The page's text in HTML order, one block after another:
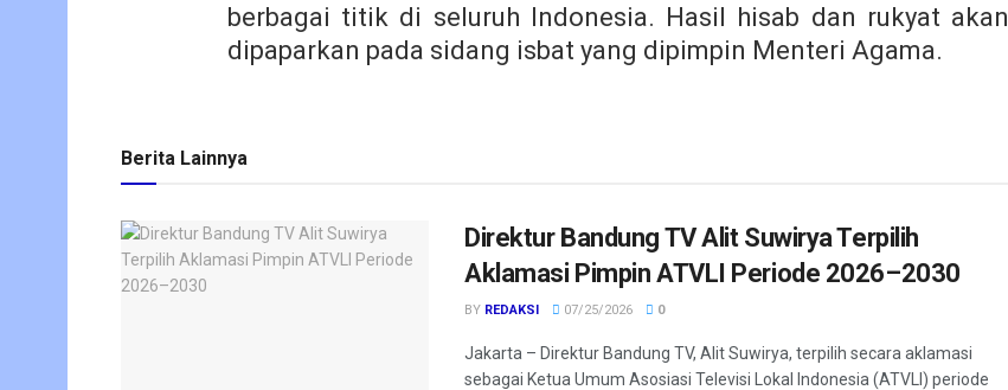
berbagai titik di seluruh Indonesia. Hasil hisab dan rukyat akan
dipaparkan pada sidang isbat yang dipimpin Menteri Agama.
Berita Lainnya
Direktur Bandung TV Alit Suwirya Terpilih
Aklamasi Pimpin ATVLI Periode 2026–2030
BY REDAKSI 07/25/2026 0
Jakarta – Direktur Bandung TV, Alit Suwirya, terpilih secara aklamasi
sebagai Ketua Umum Asosiasi Televisi Lokal Indonesia (ATVLI) periode